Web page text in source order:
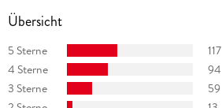
Übersicht
5 Sterne
117
4 Sterne
94
3 Sterne
59